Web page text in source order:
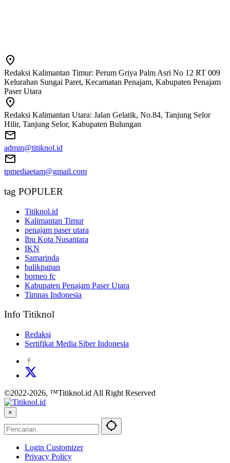
Redaksi Kalimantan Timur: Perum Griya Palm Asri No 12 RT 009
Kelurahan Sungai Paret, Kecamatan Penajam, Kabupaten Penajam
Paser Utara
Redaksi Kalimantan Utara: Jalan Gelatik, No.84, Tanjung Selor
Hilir, Tanjung Selor, Kabupaten Bulungan
admin@titiknol.id
tpmediaetam@gmail.com
tag POPULER
Titiknol.id
Kalimantan Timur
penajam paser utara
Ibu Kota Nusantara
IKN
Samarinda
balikpapan
borneo fc
Kabupaten Penajam Paser Utara
Timnas Indonesia
Info Titiknol
Redaksi
Sertifikat Media Siber Indonesia
©2022-2026, ™Titiknol.id All Right Reserved
×
Login Customizer
Privacy Policy